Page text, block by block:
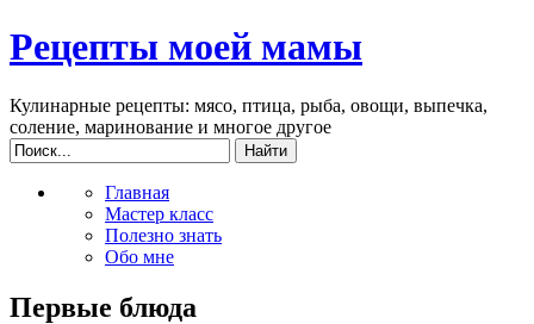
Рецепты моей мамы
Кулинарные рецепты: мясо, птица, рыба, овощи, выпечка,
соление, маринование и многое другое
Главная
Мастер класс
Полезно знать
Обо мне
Первые блюда